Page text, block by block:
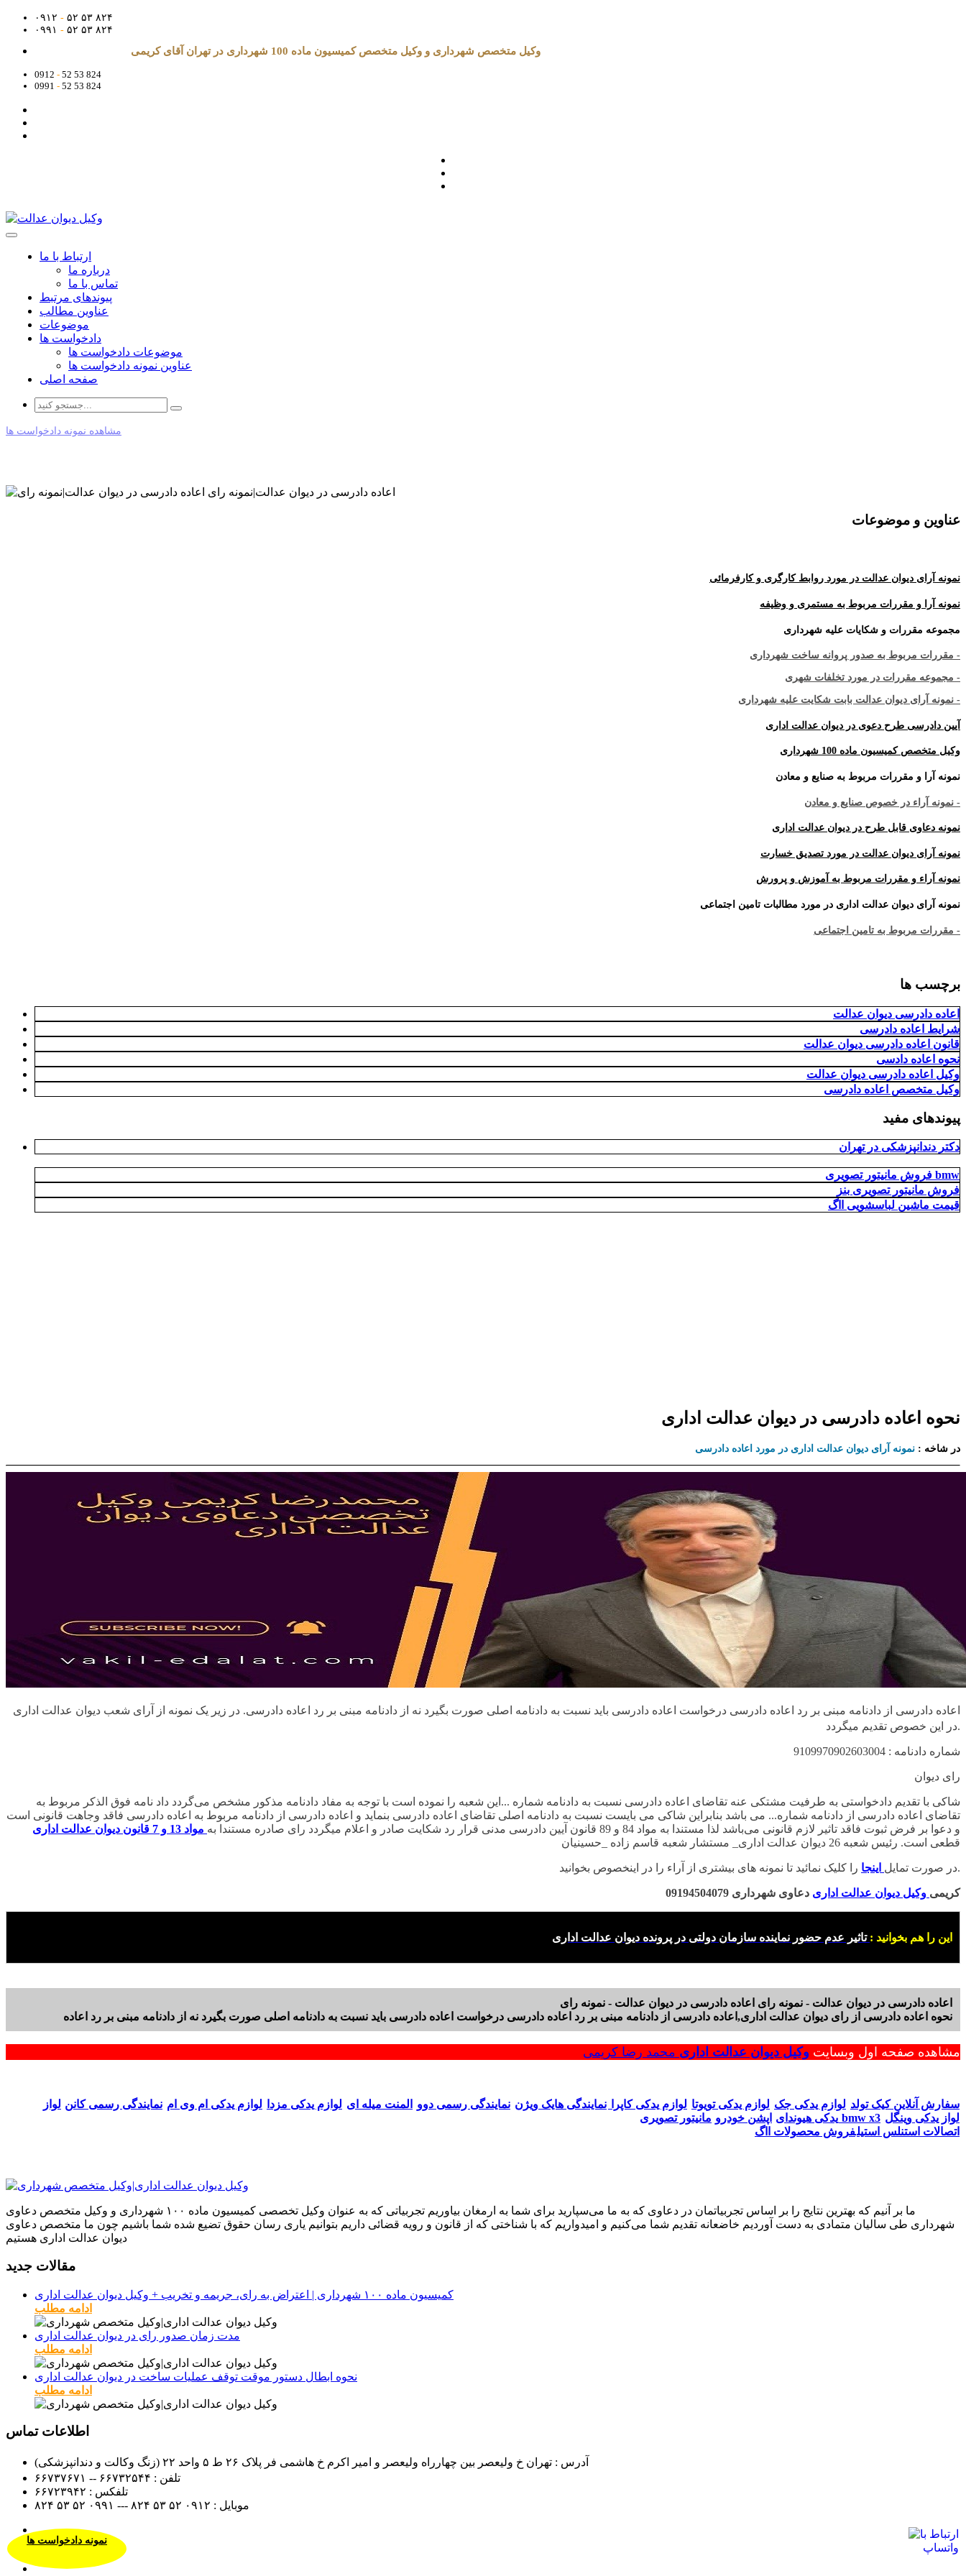
۰۹۱۲ - ۵۲ ۵۳ ۸۲۴
۰۹۹۱ - ۵۲ ۵۳ ۸۲۴
وکیل متخصص شهرداری و وکیل متخصص کمیسیون ماده 100 شهرداری در تهران آقای کریمی
0912 - 52 53 824
0991 - 52 53 824
ارتباط با ما
درباره ما
تماس با ما
پیوندهای مرتبط
عناوین مطالب
موضوعات
دادخواست ها
موضوعات دادخواست ها
عناوین نمونه دادخواست ها
صفحه اصلی
مشاهده نمونه دادخواست ها
عناوین و موضوعات
نمونه آرای دیوان عدالت در مورد روابط کارگری و کارفرمائی
نمونه آرا و مقررات مربوط به مستمری و وظیفه
مجموعه مقررات و شکایات علیه شهرداری
- مقررات مربوط به صدور پروانه ساخت شهرداری
- مجموعه مقررات در مورد تخلفات شهری
- نمونه آرای دیوان عدالت بابت شکایت علیه شهرداری
آیین دادرسی طرح دعوی در دیوان عدالت اداری
وکیل متخصص کمیسیون ماده 100 شهرداری
نمونه آرا و مقررات مربوط به صنایع و معادن
- نمونه آراء در خصوص صنایع و معادن
نمونه دعاوی قابل طرح در دیوان عدالت اداری
نمونه آرای دیوان عدالت در مورد تصدیق خسارت
نمونه آراء و مقررات مربوط به آموزش و پرورش
نمونه آرای دیوان عدالت اداری در مورد مطالبات تامین اجتماعی
- مقررات مربوط به تامین اجتماعی
برچسب ها
اعاده دادرسی دیوان عدالت
شرایط اعاده دادرسی
قانون اعاده دادرسی دیوان عدالت
نحوه اعاده دادسی
وکیل اعاده دادرسی دیوان عدالت
وکیل متخصص اعاده دادرسی
پیوندهای مفید
دکتر دندانپزشکی در تهران
فروش مانیتور تصویری bmw
فروش مانیتور تصویری بنز
قیمت ماشین لباسشویی ااگ
نحوه اعاده دادرسی در دیوان عدالت اداری
در شاخه : نمونه آرای دیوان عدالت اداری در مورد اعاده دادرسی
اعاده دادرسی از دادنامه مبنی بر رد اعاده دادرسی درخواست اعاده دادرسی باید نسبت به دادنامه اصلی صورت بگیرد نه از دادنامه مبنی بر رد اعاده دادرسی. در زیر یک نمونه از آرای شعب دیوان عدالت اداری
در این خصوص تقدیم میگردد.
شماره دادنامه : 9109970902603004
رای دیوان
شاکی با تقدیم دادخواستی به طرفیت مشتکی عنه تقاضای اعاده دادرسی نسبت به دادنامه شماره ...این شعبه را نموده است با توجه به مفاد دادنامه مذکور مشخص می‌گردد داد نامه فوق الذکر مربوط به
تقاضای اعاده دادرسی از دادنامه شماره... می باشد بنابراین شاکی می بایست نسبت به دادنامه اصلی تقاضای اعاده دادرسی بنماید و اعاده دادرسی از دادنامه مربوط به اعاده دادرسی فاقد وجاهت قانونی است
و دعوا بر فرض ثبوت فاقد تاثیر لازم قانونی می‌باشد لذا مستندا به مواد 84 و 89 قانون آیین دادرسی مدنی قرار رد شکایت صادر و اعلام میگردد رای صادره مستندا به
مواد 13 و 7 قانون دیوان عدالت اداری
قطعی است. رئیس شعبه 26 دیوان عدالت اداری_ مستشار شعبه قاسم زاده _حسینیان
در صورت تمایل اینجا را کلیک نمائید تا نمونه های بیشتری از آراء را در اینخصوص بخوانید.
کریمی وکیل دیوان عدالت اداری دعاوی شهرداری 09194504079
این را هم بخوانید : تاثیر عدم حضور نماینده سازمان دولتی در پرونده دیوان عدالت اداری
اعاده دادرسی در دیوان عدالت - نمونه رای اعاده دادرسی در دیوان عدالت - نمونه رای
نحوه اعاده دادرسی از رای دیوان عدالت اداری,اعاده دادرسی از دادنامه مبنی بر رد اعاده دادرسی درخواست اعاده دادرسی باید نسبت به دادنامه اصلی صورت بگیرد نه از دادنامه مبنی بر رد اعاده
مشاهده صفحه اول وبسایت وکیل دیوان عدالت اداری محمد رضا کریمی
سفارش آنلاین کیک تولد لوازم یدکی جک لوازم یدکی تویوتا لوازم یدکی کاپرا نمایندگی هایک ویژن نمایندگی رسمی دوو المنت میله ای لوازم یدکی مزدا لوازم یدکی ام وی ام نمایندگی رسمی کانن لواز
یدکی هیوندای اپشن خودرو مانیتور تصویری bmw x3 لواز یدکی وینگل
اتصالات استنلس استیلفروش محصولات ااگ
ما بر آنیم که بهترین نتایج را بر اساس تجربیاتمان در دعاوی که به ما می‌سپارید برای شما به ارمغان بیاوریم تجربیاتی که به عنوان وکیل تخصصی کمیسیون ماده ۱۰۰ شهرداری و وکیل متخصص دعاوی
شهرداری طی سالیان متمادی به دست آوردیم خاضعانه تقدیم شما می‌کنیم و امیدواریم که با شناختی که از قانون و رویه قضائی داریم بتوانیم یاری رسان حقوق تضیع شده شما باشیم چون ما متخصص دعاوی
دیوان عدالت اداری هستیم
مقالات جدید
کمیسیون ماده ۱۰۰ شهرداری | اعتراض به رای، جریمه و تخریب + وکیل دیوان عدالت اداری
ادامه مطلب
مدت زمان صدور رای در دیوان عدالت اداری
ادامه مطلب
نحوه ابطال دستور موقت توقف عملیات ساخت در دیوان عدالت اداری
ادامه مطلب
اطلاعات تماس
آدرس : تهران خ ولیعصر بین چهارراه ولیعصر و امیر اکرم خ هاشمی فر پلاک ۲۶ ط ۵ واحد ۲۲ (زنگ وکالت و دندانپزشکی)
تلفن : ۶۶۷۳۲۵۴۴ -- ۶۶۷۳۷۶۷۱
تلفکس : ۶۶۷۲۳۹۴۲
موبایل : ۰۹۱۲ ۵۲ ۵۳ ۸۲۴ --- ۰۹۹۱ ۵۲ ۵۳ ۸۲۴
نمونه دادخواست ها